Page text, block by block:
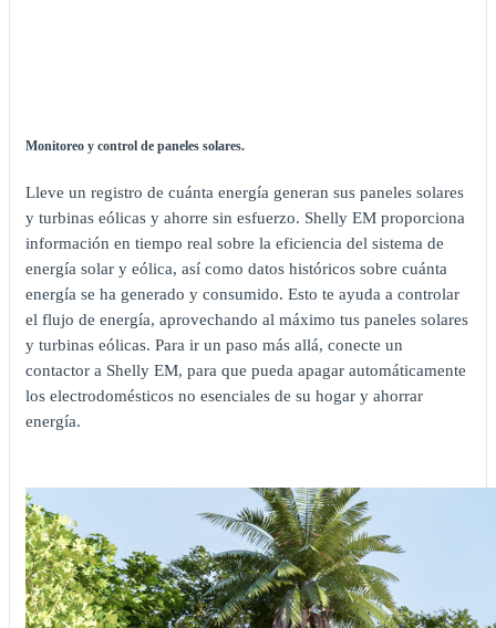
Monitoreo y control de paneles solares.
Lleve un registro de cuánta energía generan sus paneles solares
y turbinas eólicas y ahorre sin esfuerzo. Shelly EM proporciona
información en tiempo real sobre la eficiencia del sistema de
energía solar y eólica, así como datos históricos sobre cuánta
energía se ha generado y consumido. Esto te ayuda a controlar
el flujo de energía, aprovechando al máximo tus paneles solares
y turbinas eólicas. Para ir un paso más allá, conecte un
contactor a Shelly EM, para que pueda apagar automáticamente
los electrodomésticos no esenciales de su hogar y ahorrar
energía.